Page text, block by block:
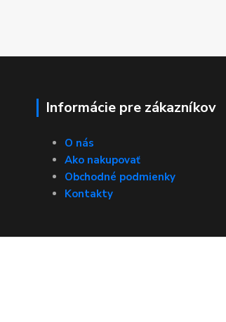
Informácie pre zákazníkov
O nás
Ako nakupovať
Obchodné podmienky
Kontakty